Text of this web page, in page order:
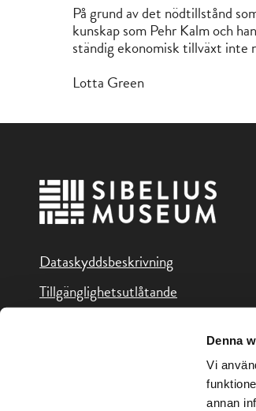
Denna
Vi
annan
På grund av det nödtillstånd
kunskap som Pehr Kalm och
ständig ekonomisk tillväxt inte
Lotta Green
Dataskyddsbeskrivning
Tillgänglighetsutlåtande